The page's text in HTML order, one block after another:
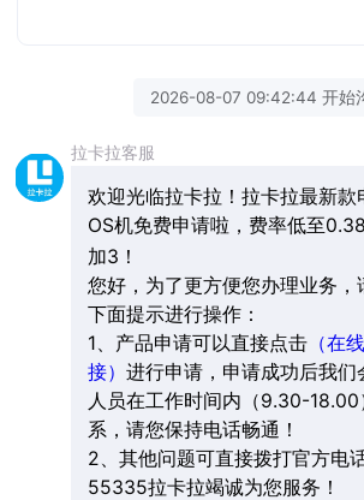
2026-08-07 09:42:44 开始
拉卡拉客服
欢迎光临拉卡拉！拉卡拉最新款
OS机免费申请啦，费率低至
加3！
您好，为了更方便您办理业务，
下面提示进行操作：
1、产品申请可以直接点击（在
接） 进行申请，申请成功后我们
人员在工作时间内（9.30-18.00
系，请您保持电话畅通！
2、其他问题可直接拨打官方电
55335拉卡拉竭诚为您服务！